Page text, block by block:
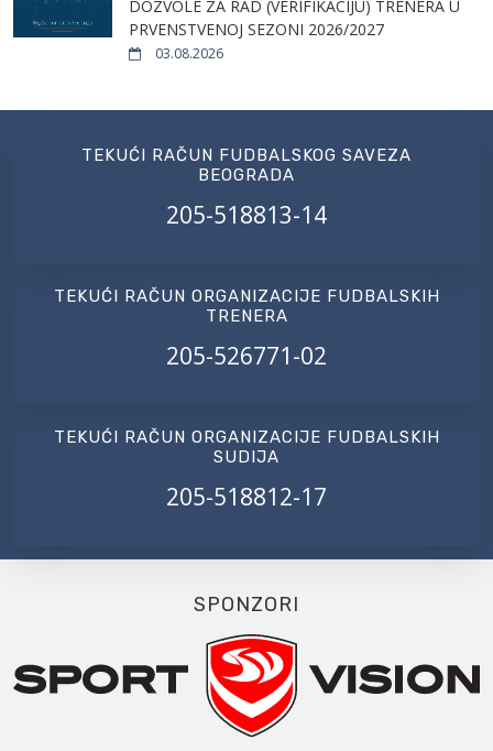
DOZVOLE ZA RAD (VERIFIKACIJU) TRENERA U
PRVENSTVENOJ SEZONI 2026/2027
03.08.2026
TEKUĆI RAČUN FUDBALSKOG SAVEZA
BEOGRADA
205-518813-14
TEKUĆI RAČUN ORGANIZACIJE FUDBALSKIH
TRENERA
205-526771-02
TEKUĆI RAČUN ORGANIZACIJE FUDBALSKIH
SUDIJA
205-518812-17
SPONZORI